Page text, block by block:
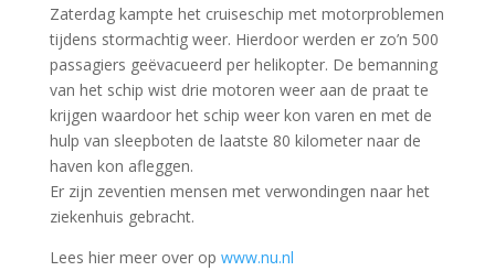
Zaterdag kampte het cruiseschip met motorproblemen
tijdens stormachtig weer. Hierdoor werden er zo’n 500
passagiers geëvacueerd per helikopter. De bemanning
van het schip wist drie motoren weer aan de praat te
krijgen waardoor het schip weer kon varen en met de
hulp van sleepboten de laatste 80 kilometer naar de
haven kon afleggen.
Er zijn zeventien mensen met verwondingen naar het
ziekenhuis gebracht.
Lees hier meer over op www.nu.nl